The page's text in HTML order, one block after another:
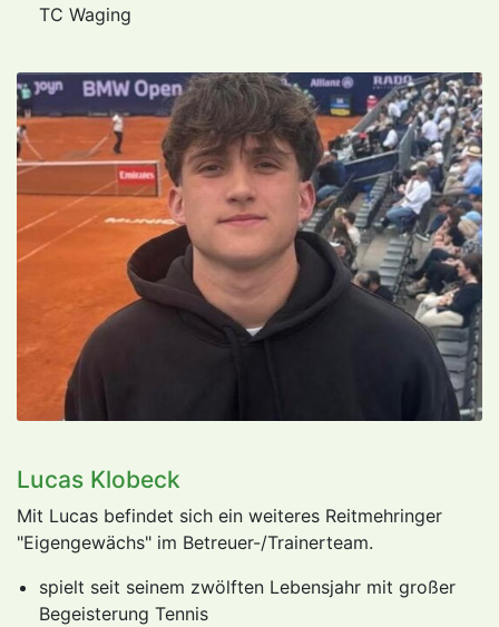
TC Waging
Lucas Klobeck
Mit Lucas befindet sich ein weiteres Reitmehringer
"Eigengewächs" im Betreuer-/Trainerteam.
spielt seit seinem zwölften Lebensjahr mit großer
Begeisterung Tennis